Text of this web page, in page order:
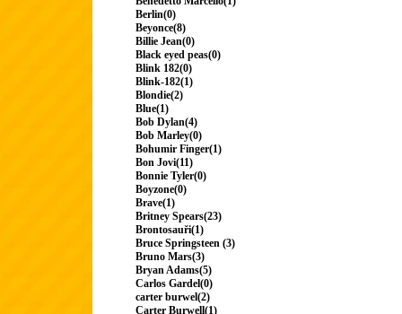
Berlin(0)
Beyonce(8)
Billie Jean(0)
Black eyed peas(0)
Blink 182(0)
Blink-182(1)
Blondie(2)
Blue(1)
Bob Dylan(4)
Bob Marley(0)
Bohumir Finger(1)
Bon Jovi(11)
Bonnie Tyler(0)
Boyzone(0)
Brave(1)
Britney Spears(23)
Brontosauři(1)
Bruce Springsteen (3)
Bruno Mars(3)
Bryan Adams(5)
Carlos Gardel(0)
carter burwel(2)
Carter Burwell(1)